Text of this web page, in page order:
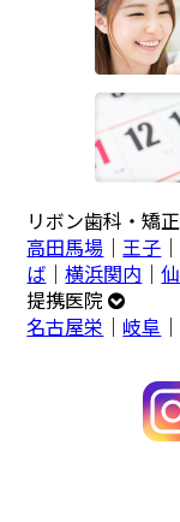
リボン歯科・矯
高田馬場 ｜王子 ｜
ば ｜横浜関内 ｜
提携医院
名古屋栄 ｜岐阜 ｜